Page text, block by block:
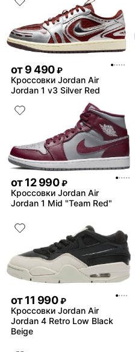
от9 490 ₽
Кроссовки Jordan Air
Jordan 1 v3 Silver Red
от12 990 ₽
Кроссовки Jordan Air
Jordan 1 Mid "Team Red"
от11 990 ₽
Кроссовки Jordan Air
Jordan 4 Retro Low Black
Beige